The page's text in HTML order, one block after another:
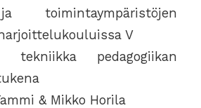
toimintaympäristöjen
V
pedagogiikan
& Mikko Horila